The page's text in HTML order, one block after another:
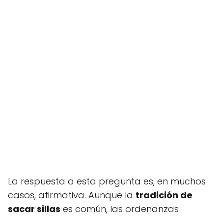
La respuesta a esta pregunta es, en muchos
casos, afirmativa. Aunque la tradición de
sacar sillas es común, las ordenanzas